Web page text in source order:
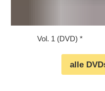
Vol. 1 (DVD)
alle